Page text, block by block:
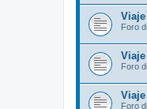
Foro
Foro
Foro